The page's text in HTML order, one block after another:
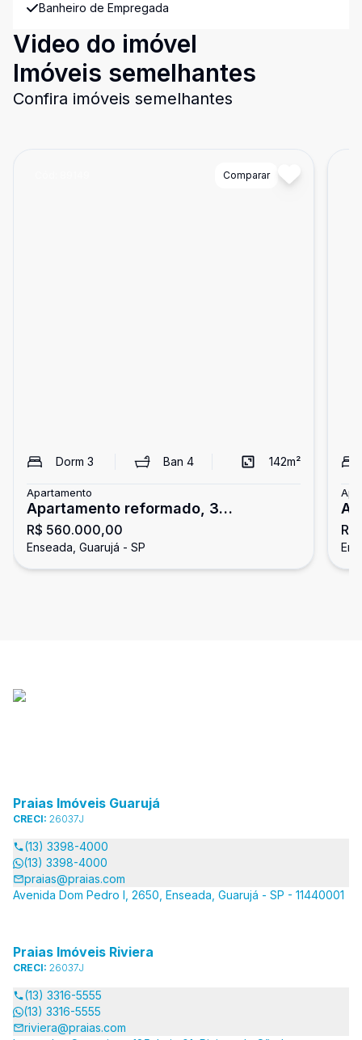
Banheiro de Empregada
Video do imóvel
Imóveis semelhantes
Confira imóveis semelhantes
Comparar
Dorm 3 Ban 4 142m²
Apartamento
Apartamento reformado, 3
dormitórios, Enseada, Guarujá
R$ 560.000,00
Enseada, Guarujá - SP
3
Praias Imóveis Guarujá
CRECI: 26037J
(13) 3398-4000
(13) 3398-4000
praias@praias.com
Avenida Dom Pedro I, 2650, Enseada, Guarujá - SP - 11440001
Praias Imóveis Riviera
CRECI: 26037J
(13) 3316-5555
(13) 3316-5555
riviera@praias.com